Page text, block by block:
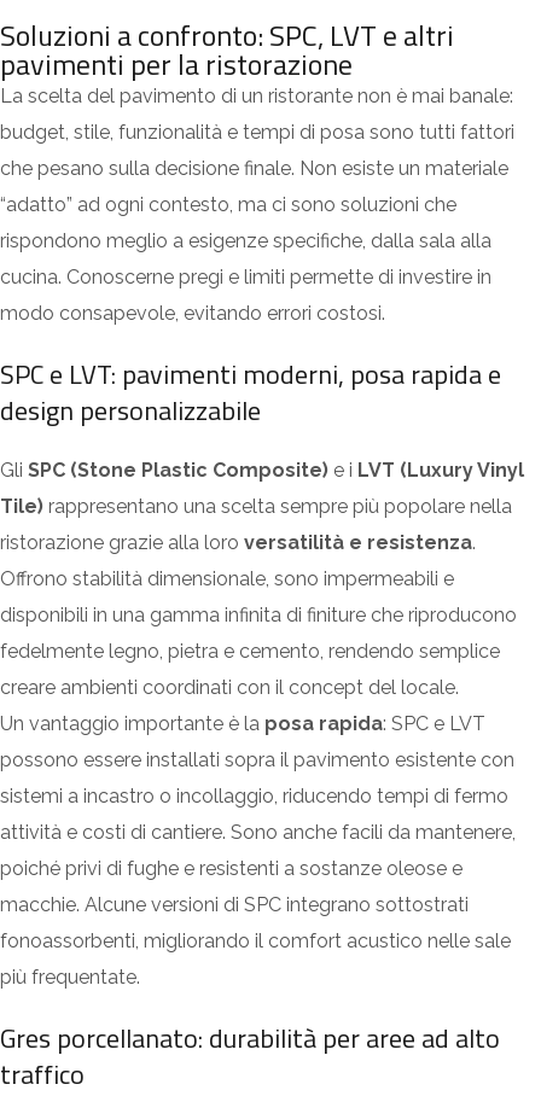
Soluzioni a confronto: SPC, LVT e altri
pavimenti per la ristorazione
La scelta del pavimento di un ristorante non è mai banale:
budget, stile, funzionalità e tempi di posa sono tutti fattori
che pesano sulla decisione finale. Non esiste un materiale
“adatto” ad ogni contesto, ma ci sono soluzioni che
rispondono meglio a esigenze specifiche, dalla sala alla
cucina. Conoscerne pregi e limiti permette di investire in
modo consapevole, evitando errori costosi.
SPC e LVT: pavimenti moderni, posa rapida e
design personalizzabile
Gli SPC (Stone Plastic Composite) e i LVT (Luxury Vinyl
Tile) rappresentano una scelta sempre più popolare nella
ristorazione grazie alla loro versatilità e resistenza.
Offrono stabilità dimensionale, sono impermeabili e
disponibili in una gamma infinita di finiture che riproducono
fedelmente legno, pietra e cemento, rendendo semplice
creare ambienti coordinati con il concept del locale.
Un vantaggio importante è la posa rapida: SPC e LVT
possono essere installati sopra il pavimento esistente con
sistemi a incastro o incollaggio, riducendo tempi di fermo
attività e costi di cantiere. Sono anche facili da mantenere,
poiché privi di fughe e resistenti a sostanze oleose e
macchie. Alcune versioni di SPC integrano sottostrati
fonoassorbenti, migliorando il comfort acustico nelle sale
più frequentate.
Gres porcellanato: durabilità per aree ad alto
traffico